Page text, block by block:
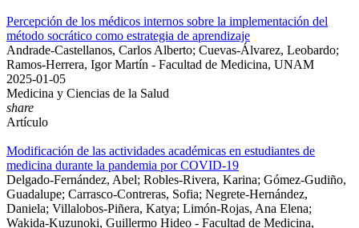
Percepción de los médicos internos sobre la implementación del
método socrático como estrategia de aprendizaje
Andrade-Castellanos, Carlos Alberto; Cuevas-Álvarez, Leobardo;
Ramos-Herrera, Igor Martín - Facultad de Medicina, UNAM
2025-01-05
Medicina y Ciencias de la Salud
share
Artículo
Modificación de las actividades académicas en estudiantes de
medicina durante la pandemia por COVID-19
Delgado-Fernández, Abel; Robles-Rivera, Karina; Gómez-Gudiño,
Guadalupe; Carrasco-Contreras, Sofia; Negrete-Hernández,
Daniela; Villalobos-Piñera, Katya; Limón-Rojas, Ana Elena;
Wakida-Kuzunoki, Guillermo Hideo - Facultad de Medicina,